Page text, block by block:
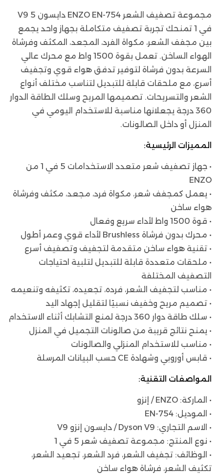
مجموعة تصفيف الشعر ENZO EN-754 دايسون V9 5
في 1 تمنحك تجربة تصفيف متكاملة بجهاز واحد يجمع
بين مجفف الشعر، مكواة الفرد، المجعد، المكثف وفرشاة
الهواء الساخن. تعمل بقوة 1500 واط مع محرك عالي
السرعة بدون فرشاة لتوفير تدفق هواء قوي وتجفيف
أسرع، مع ملحقات قابلة للتبديل لتناسب مختلف أنواع
الشعر والتسريحات. تصميمها المريح وسلك الطاقة الدوار
360 درجة يجعلانها مناسبة للاستخدام اليومي في
المنزل أو داخل الصالونات.
المميزات الرئيسية:
• جهاز تصفيف شعر متعدد الاستخدامات 5 في 1 من
ENZO
• يعمل كمجفف شعر، مكواة فرد، مجعد، مكثف وفرشاة
هواء ساخن
• قوة 1500 واط لأداء سريع وفعال
• محرك بدون فرشاة Brushless لأداء قوي وعمر أطول
• تقنية هواء ساخن متقدمة لتجفيف وتصفيف أسرع
• ملحقات متعددة قابلة للتبديل لتلبية احتياجات
التصفيف المختلفة
• مناسب لتجفيف الشعر، فرده، تجعيده، تكثيفه وتنعيمه
• تصميم مريح وخفيف نسبيًا لتقليل إجهاد اليد
• سلك طاقة دوار 360 درجة لمنع التشابك أثناء الاستخدام
• يمنح نتائج قريبة من صالونات التجميل في المنزل
• مناسب للاستخدام المنزلي والصالونات
• قابس أوروبي وشهادة CE حسب البيانات المرسلة
المواصفات التقنية:
• الماركة: ENZO / إنزو
• الموديل: EN-754
• الاسم التجاري: Dyson V9 / دايسون إنزو V9
• نوع المنتج: مجموعة تصفيف شعر 5 في 1
• الوظائف: تجفيف الشعر، فرد الشعر، تجعيد الشعر،
تكثيف الشعر، فرشاة هواء ساخن